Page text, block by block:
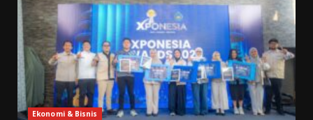
Ekonomi & Bisnis